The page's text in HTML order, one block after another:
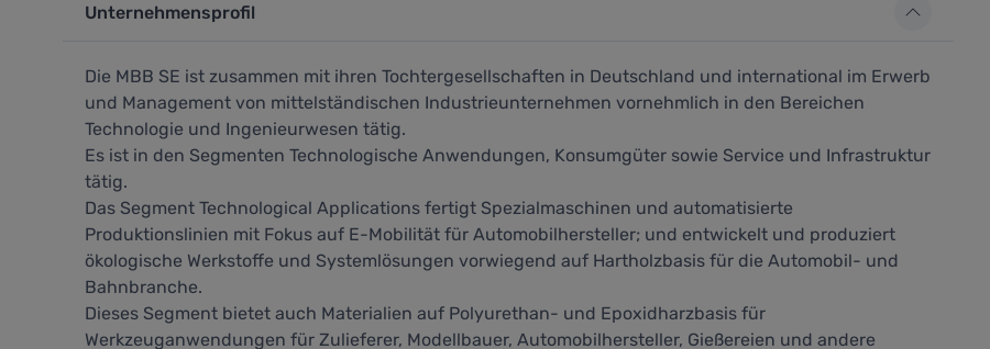
Unternehmensprofil
Die MBB SE ist zusammen mit ihren Tochtergesellschaften in Deutschland und international im Erwerb
und Management von mittelständischen Industrieunternehmen vornehmlich in den Bereichen
Technologie und Ingenieurwesen tätig.
Es ist in den Segmenten Technologische Anwendungen, Konsumgüter sowie Service und Infrastruktur
tätig.
Das Segment Technological Applications fertigt Spezialmaschinen und automatisierte
Produktionslinien mit Fokus auf E-Mobilität für Automobilhersteller; und entwickelt und produziert
ökologische Werkstoffe und Systemlösungen vorwiegend auf Hartholzbasis für die Automobil- und
Bahnbranche.
Dieses Segment bietet auch Materialien auf Polyurethan- und Epoxidharzbasis für
Werkzeuganwendungen für Zulieferer, Modellbauer, Automobilhersteller, Gießereien und andere